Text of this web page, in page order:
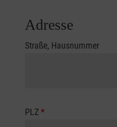
Adresse
Straße, Hausnummer
PLZ*